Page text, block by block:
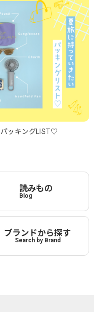
ッキングLIST♡
読みもの
Blog
ブランドから探す
Search by Brand